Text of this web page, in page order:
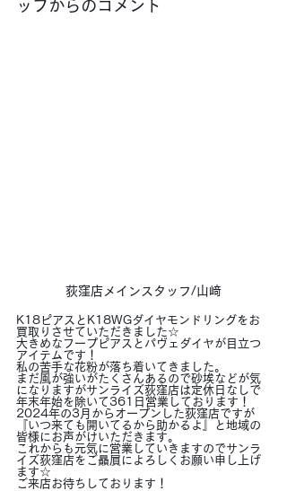
ッフからのコメント
荻窪店メインスタッフ/山﨑
K18ピアスとK18WGダイヤモンドリングをお
買取りさせていただきました☆
大きめなフープピアスとパヴェダイヤが目立つ
アイテムです！
私の苦手な花粉が落ち着いてきました。
まだ風が強いがたくさんあるので砂埃などが気
になりますがサンライズ荻窪店は定休日なしで
年末年始を除いて361日営業しております！
2024年の3月からオープンした荻窪店ですが
『いつ来ても開いてるから助かるよ』と地域の
皆様にお声がけいただきます。
これからも元気に営業していきますのでサンラ
イズ荻窪店をご贔屓によろしくお願い申し上げ
ます☆
ご来店お待ちしております！